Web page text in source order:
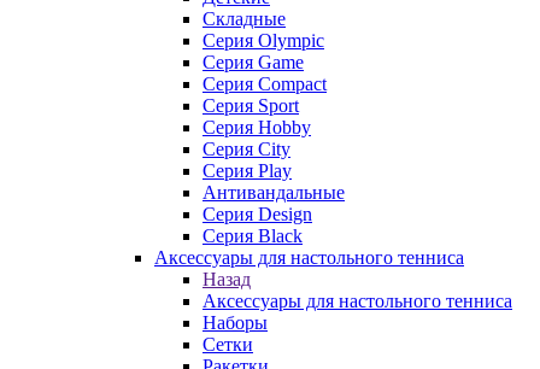
Складные
Серия Olympic
Серия Game
Серия Compact
Серия Sport
Серия Hobby
Серия City
Серия Play
Антивандальные
Серия Design
Серия Black
Аксессуары для настольного тенниса
Назад
Аксессуары для настольного тенниса
Наборы
Сетки